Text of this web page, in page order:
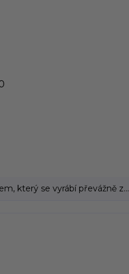
který se vyrábí převážně z...